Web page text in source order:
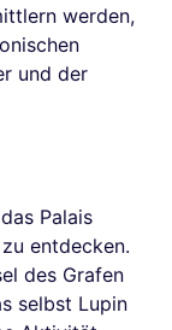
werden,
und der
Palais
entdecken.
des Grafen
selbst Lupin